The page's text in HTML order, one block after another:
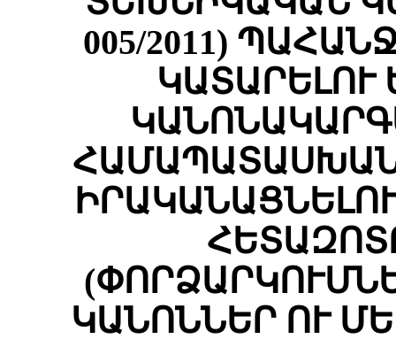
005/2011)
ԿԱՆՈՆՆԵՐ ՈՒ